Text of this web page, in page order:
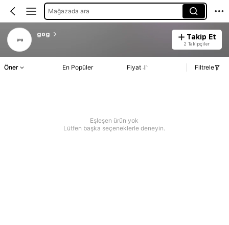
Mağazada ara
gog Takip Et
2 Takipçiler
Öner En Popüler Fiyat Filtrele
Eşleşen ürün yok
Lütfen başka seçeneklerle deneyin.